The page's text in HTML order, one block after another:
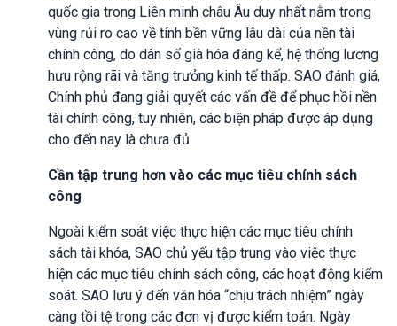
quốc gia trong Liên minh châu Âu duy nhất nằm trong
vùng rủi ro cao về tính bền vững lâu dài của nền tài
chính công, do dân số già hóa đáng kể, hệ thống lương
hưu rộng rãi và tăng trưởng kinh tế thấp. SAO đánh giá,
Chính phủ đang giải quyết các vấn đề để phục hồi nền
tài chính công, tuy nhiên, các biện pháp được áp dụng
cho đến nay là chưa đủ.
Cần tập trung hơn vào các mục tiêu chính sách
công
Ngoài kiểm soát việc thực hiện các mục tiêu chính
sách tài khóa, SAO chủ yếu tập trung vào việc thực
hiện các mục tiêu chính sách công, các hoạt động kiểm
soát. SAO lưu ý đến văn hóa “chịu trách nhiệm” ngày
càng tồi tệ trong các đơn vị được kiểm toán. Ngày